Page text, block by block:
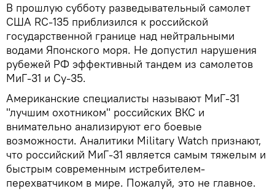
В прошлую субботу разведывательный самолет
США RC-135 приблизился к российской
государственной границе над нейтральными
водами Японского моря. Не допустил нарушения
рубежей РФ эффективный тандем из самолетов
МиГ-31 и Су-35.
Американские специалисты называют МиГ-31
"лучшим охотником" российских ВКС и
внимательно анализируют его боевые
возможности. Аналитики Military Watch признают,
что российский МиГ-31 является самым тяжелым и
быстрым современным истребителем-
перехватчиком в мире. Пожалуй, это не главное.